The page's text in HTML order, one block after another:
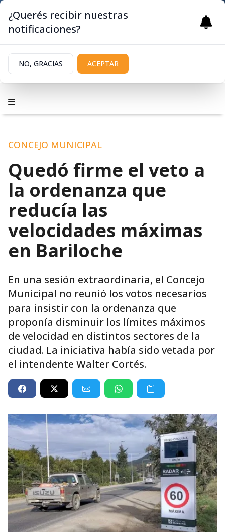
CONCEJO MUNICIPAL
Quedó firme el veto a
la ordenanza que
reducía las
velocidades máximas
en Bariloche
En una sesión extraordinaria, el Concejo
Municipal no reunió los votos necesarios
para insistir con la ordenanza que
proponía disminuir los límites máximos
de velocidad en distintos sectores de la
ciudad. La iniciativa había sido vetada por
el intendente Walter Cortés.
¿Querés recibir nuestras
notificaciones?
NO, GRACIAS ACEPTAR